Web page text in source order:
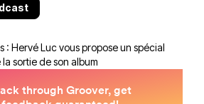
: Hervé Luc vous propose un spécial
sortie de son album